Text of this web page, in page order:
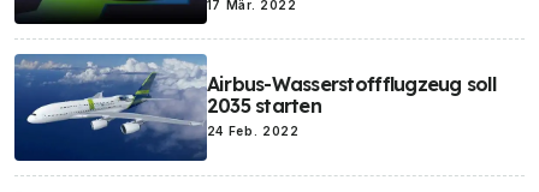
17 Mär. 2022
Airbus-Wasserstoffflugzeug soll
2035 starten
24 Feb. 2022